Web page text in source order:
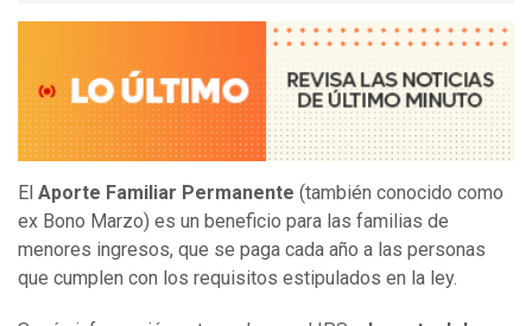
El Aporte Familiar Permanente (también conocido como
ex Bono Marzo) es un beneficio para las familias de
menores ingresos, que se paga cada año a las personas
que cumplen con los requisitos estipulados en la ley.